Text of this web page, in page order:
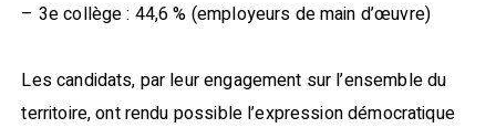
– 3e collège : 44,6 % (employeurs de main d’œuvre)
Les candidats, par leur engagement sur l’ensemble du
territoire, ont rendu possible l’expression démocratique